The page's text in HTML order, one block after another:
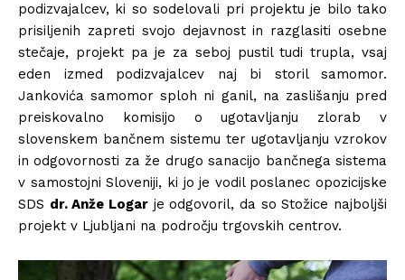
podizvajalcev, ki so sodelovali pri projektu je bilo tako
prisiljenih zapreti svojo dejavnost in razglasiti osebne
stečaje, projekt pa je za seboj pustil tudi trupla, vsaj
eden izmed podizvajalcev naj bi storil samomor.
Jankovića samomor sploh ni ganil, na zaslišanju pred
preiskovalno komisijo o ugotavljanju zlorab v
slovenskem bančnem sistemu ter ugotavljanju vzrokov
in odgovornosti za že drugo sanacijo bančnega sistema
v samostojni Sloveniji, ki jo je vodil poslanec opozicijske
SDS dr. Anže Logar je odgovoril, da so Stožice najboljši
projekt v Ljubljani na področju trgovskih centrov.